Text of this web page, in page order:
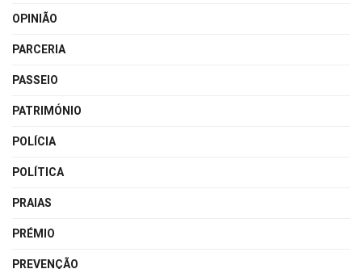
OPINIÃO
PARCERIA
PASSEIO
PATRIMÓNIO
POLÍCIA
POLÍTICA
PRAIAS
PRÉMIO
PREVENÇÃO